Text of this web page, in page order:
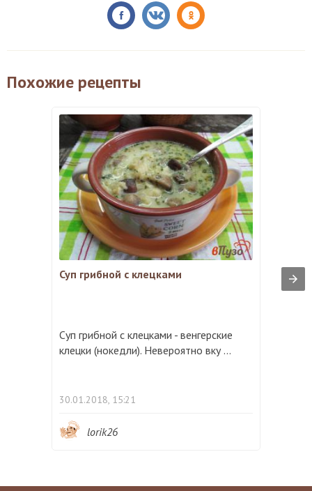
Похожие рецепты
Суп грибной с клецками
Суп грибной с клецками - венгерские
клецки (нокедли). Невероятно вку ...
30.01.2018, 15:21
lorik26